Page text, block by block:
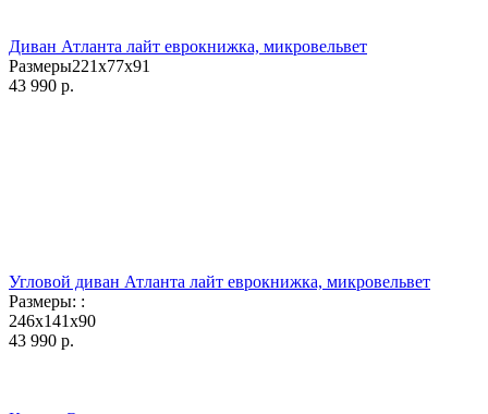
Диван Атланта лайт еврокнижка, микровельвет
Размеры221x77x91
43 990 р.
Угловой диван Атланта лайт еврокнижка, микровельвет
Размеры: :
246x141x90
43 990 р.